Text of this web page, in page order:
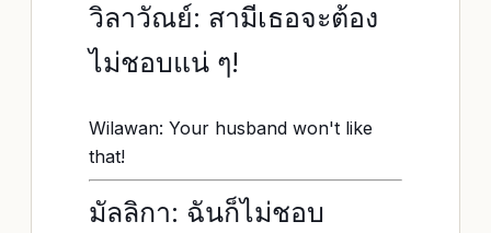
วิลาวัณย์: สามีเธอจะต้อง
ไม่ชอบแน่ ๆ!
Wilawan: Your husband won't like
that!
มัลลิกา: ฉันก็ไม่ชอบ